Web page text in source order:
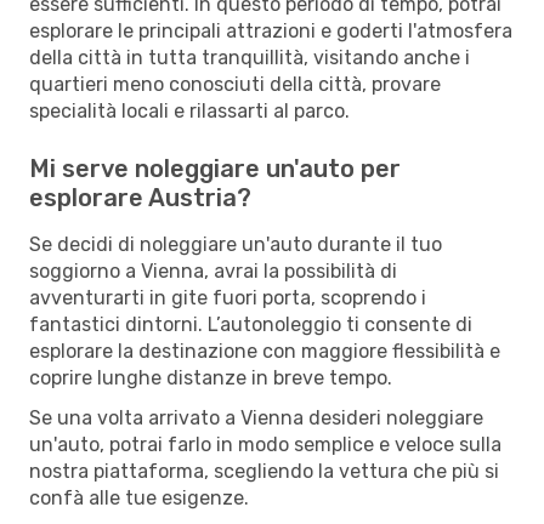
esplorare le principali attrazioni e goderti l'atmosfera
della città in tutta tranquillità, visitando anche i
quartieri meno conosciuti della città, provare
specialità locali e rilassarti al parco.
Mi serve noleggiare un'auto per
esplorare Austria?
Se decidi di noleggiare un'auto durante il tuo
soggiorno a Vienna, avrai la possibilità di
avventurarti in gite fuori porta, scoprendo i
fantastici dintorni. L’autonoleggio ti consente di
esplorare la destinazione con maggiore flessibilità e
coprire lunghe distanze in breve tempo.
Se una volta arrivato a Vienna desideri noleggiare
un'auto, potrai farlo in modo semplice e veloce sulla
nostra piattaforma, scegliendo la vettura che più si
confà alle tue esigenze.